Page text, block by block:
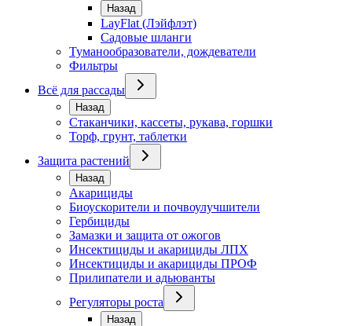
Назад
LayFlat (Лэйфлэт)
Садовые шланги
Туманообразователи, дождеватели
Фильтры
Всё для рассады
Назад
Стаканчики, кассеты, рукава, горшки
Торф, грунт, таблетки
Защита растений
Назад
Акарициды
Биоускорители и почвоулучшители
Гербициды
Замазки и защита от ожогов
Инсектициды и акарициды ЛПХ
Инсектициды и акарициды ПРОФ
Прилипатели и адьюванты
Регуляторы роста
Назад